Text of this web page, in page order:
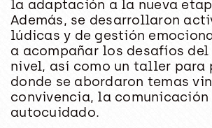
la adaptación a la nueva
Además, se desarrollaron
lúdicas y de gestión
a acompañar los desafíos del
nivel, así como un taller para
donde se abordaron temas
convivencia, la comunicación
autocuidado.